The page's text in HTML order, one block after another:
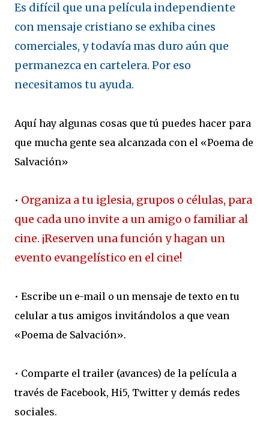
Es difícil que una película independiente
con mensaje cristiano se exhiba cines
comerciales, y todavía mas duro aún que
permanezca en cartelera. Por eso
necesitamos tu ayuda.
Aquí hay algunas cosas que tú puedes hacer para
que mucha gente sea alcanzada con el «Poema de
Salvación»
• Organiza a tu iglesia, grupos o células, para
que cada uno invite a un amigo o familiar al
cine. ¡Reserven una función y hagan un
evento evangelístico en el cine!
• Escribe un e-mail o un mensaje de texto en tu
celular a tus amigos invitándolos a que vean
«Poema de Salvación».
• Comparte el trailer (avances) de la película a
través de Facebook, Hi5, Twitter y demás redes
sociales.